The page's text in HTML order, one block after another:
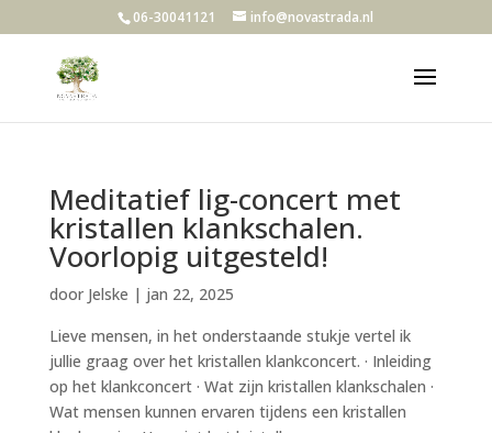
06-30041121 info@novastrada.nl
Meditatief lig-concert met
kristallen klankschalen.
Voorlopig uitgesteld!
door Jelske | jan 22, 2025
Lieve mensen, in het onderstaande stukje vertel ik
jullie graag over het kristallen klankconcert. · Inleiding
op het klankconcert · Wat zijn kristallen klankschalen ·
Wat mensen kunnen ervaren tijdens een kristallen